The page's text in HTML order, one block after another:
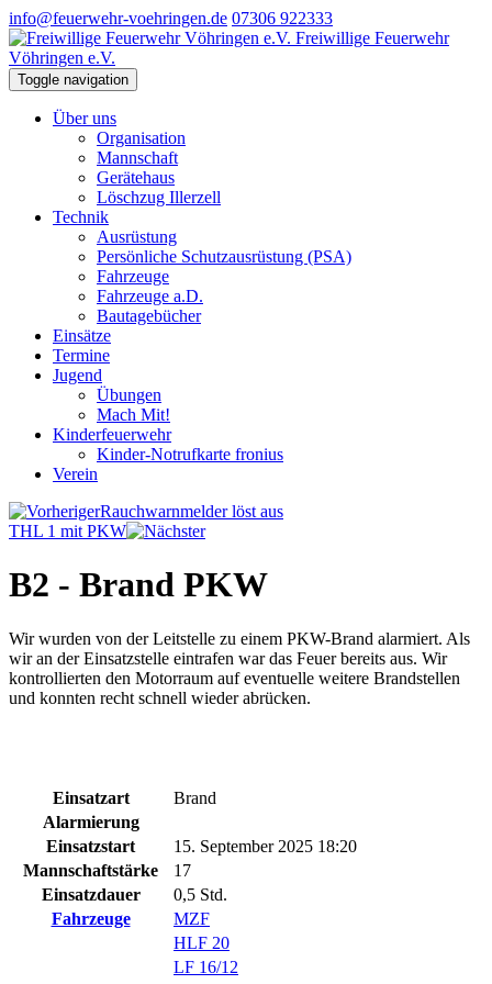
info@feuerwehr-voehringen.de 07306 922333
Freiwillige Feuerwehr
Vöhringen e.V.
Toggle navigation
Über uns
Organisation
Mannschaft
Gerätehaus
Löschzug Illerzell
Technik
Ausrüstung
Persönliche Schutzausrüstung (PSA)
Fahrzeuge
Fahrzeuge a.D.
Bautagebücher
Einsätze
Termine
Jugend
Übungen
Mach Mit!
Kinderfeuerwehr
Kinder-Notrufkarte fronius
Verein
Rauchwarnmelder löst aus
THL 1 mit PKW
B2 - Brand PKW
Wir wurden von der Leitstelle zu einem PKW-Brand alarmiert. Als
wir an der Einsatzstelle eintrafen war das Feuer bereits aus. Wir
kontrollierten den Motorraum auf eventuelle weitere Brandstellen
und konnten recht schnell wieder abrücken.
Einsatzart
Brand
Alarmierung
Einsatzstart
15. September 2025 18:20
Mannschaftstärke
17
Einsatzdauer
0,5 Std.
Fahrzeuge
MZF
HLF 20
LF 16/12